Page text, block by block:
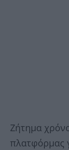
Ζήτημα
πλατφόρμας